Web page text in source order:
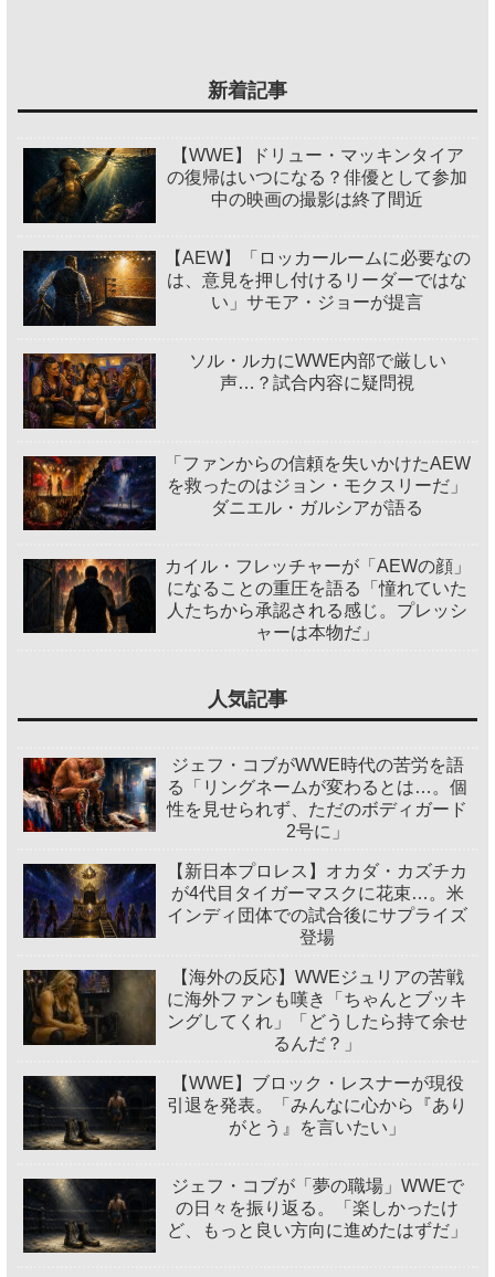
新着記事
【WWE】ドリュー・マッキンタイア
の復帰はいつになる？俳優として参加
中の映画の撮影は終了間近
【AEW】「ロッカールームに必要なの
は、意見を押し付けるリーダーではな
い」サモア・ジョーが提言
ソル・ルカにWWE内部で厳しい
声…？試合内容に疑問視
「ファンからの信頼を失いかけたAEW
を救ったのはジョン・モクスリーだ」
ダニエル・ガルシアが語る
カイル・フレッチャーが「AEWの顔」
になることの重圧を語る「憧れていた
人たちから承認される感じ。プレッシ
ャーは本物だ」
人気記事
ジェフ・コブがWWE時代の苦労を語
る「リングネームが変わるとは…。個
性を見せられず、ただのボディガード
2号に」
【新日本プロレス】オカダ・カズチカ
が4代目タイガーマスクに花束…。米
インディ団体での試合後にサプライズ
登場
【海外の反応】WWEジュリアの苦戦
に海外ファンも嘆き「ちゃんとブッキ
ングしてくれ」「どうしたら持て余せ
るんだ？」
【WWE】ブロック・レスナーが現役
引退を発表。「みんなに心から『あり
がとう』を言いたい」
ジェフ・コブが「夢の職場」WWEで
の日々を振り返る。「楽しかったけ
ど、もっと良い方向に進めたはずだ」